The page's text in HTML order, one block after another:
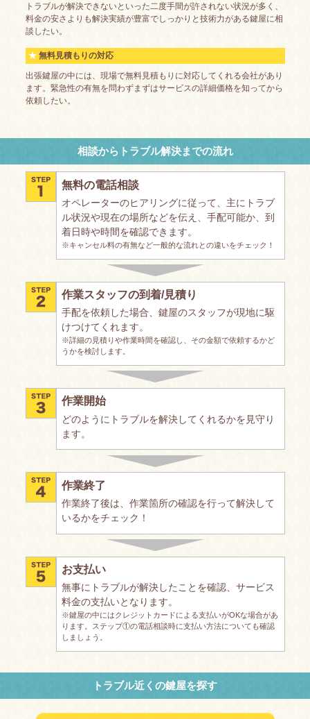
トラブルが解決できないといった二度手間が許されない状況が多く、
料金の安さよりも解決実績が豊富でしっかりと技術力がある鍵屋に相
談したい。
無料見積もりの対応
出張鍵屋の中には、現場で無料見積もりに対応してくれる会社があり
ます。緊急性の有無を問わずまずはサービスの詳細価格を知ってから
依頼したい。
相談からトラブル解決までの流れ
無料の電話相談
オペレーターのヒアリングに従って、主にトラブ
ル状況や現在の場所などを伝え、手配可能か、到
着日時や時間を確認できます。
※キャンセル料の有無など一般的な流れとの違いをチェック！
作業スタッフの到着/見積り
手配を依頼した場合、鍵屋のスタッフが現地に駆
けつけてくれます。
※詳細の見積りや作業時間を確認し、その金額で依頼するかど
うかを検討します。
作業開始
どのようにトラブルを解決してくれるかを見守り
ます。
作業終了
作業終了後は、作業箇所の確認を行って解決して
いるかをチェック！
お支払い
無事にトラブルが解決したことを確認、サービス
料金の支払いとなります。
※鍵屋の中にはクレジットカードによる支払いがOKな場合があ
ります。ステップ①の電話相談時に支払い方法についても確認
しましょう。
トラブル近くの鍵屋を探す